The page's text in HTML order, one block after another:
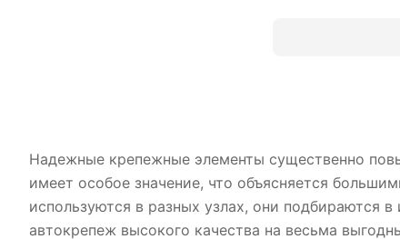
Надежные крепежные элементы существенно
имеет особое значение, что объясняется
используются в разных узлах, они подбираются
автокрепеж высокого качества на весьма